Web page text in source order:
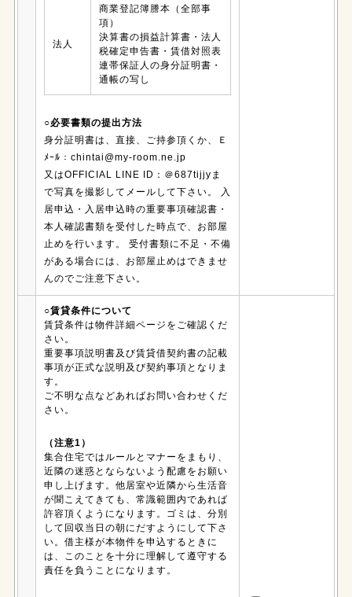
法人
商業登記簿謄本（全部事
項）
決算書の損益計算書・法人
税確定申告書・賃借対照表
連帯保証人の身分証明書・
通帳の写し
○必要書類の提出方法
身分証明書は、直接、ご持参頂くか、Ｅ
ﾒｰﾙ：chintai@my-room.ne.jp
又はOFFICIAL LINE ID：＠687tijjyま
で写真を撮影してメールして下さい。 入
居申込・入居申込時の重要事項確認書・
本人確認書類を受付した時点で、お部屋
止めを行います。 受付書類に不足・不備
がある場合には、お部屋止めはできませ
んのでご注意下さい。
○賃貸条件について
賃貸条件は物件詳細ページをご確認くだ
さい。
重要事項説明書及び賃貸借契約書の記載
事項が正式な説明及び契約事項となりま
す。
ご不明な点などあればお問い合わせくだ
さい。
（注意1）
集合住宅ではルールとマナーをまもり、
近隣の迷惑とならないよう配慮をお願い
申し上げます。他居室や近隣から生活音
が聞こえてきても、常識範囲内であれば
許容頂くようになります。ゴミは、分別
して回収当日の朝にだすようにして下さ
い。借主様が本物件を申込するときに
は、このことを十分に理解して遵守する
責任を負うことになります。